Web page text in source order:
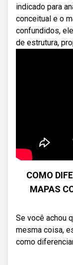
indicado para
conceitual e o
confundidos,
de estrutura,
COMO
MAPAS
Se você achou
mesma coisa,
como